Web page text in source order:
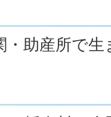
・助産所で